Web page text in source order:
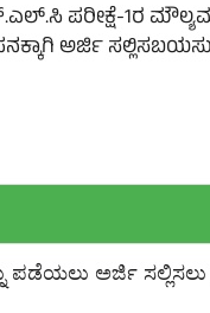
ಪರೀಕ್ಷೆ-1ರ
ಅರ್ಜಿ
ಪಡೆಯಲು ಅರ್ಜಿ